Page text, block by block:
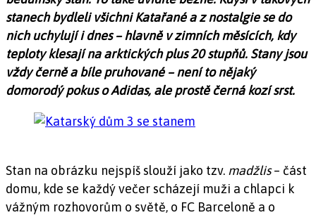
stanech bydleli všichni Katařané a z nostalgie se do
nich uchylují i dnes – hlavně v zimních měsících, kdy
teploty klesají na arktických plus 20 stupňů. Stany jsou
vždy černě a bíle pruhované – není to nějaký
domorodý pokus o Adidas, ale prostě černá kozí srst.
Stan na obrázku nejspíš slouží jako tzv. madžlis– část
domu, kde se každý večer scházejí muži a chlapci k
vážným rozhovorům o světě, o FC Barceloně a o